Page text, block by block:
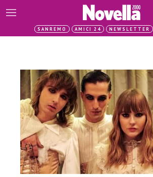
SANREMO AMICI 24 NEWSLETTER